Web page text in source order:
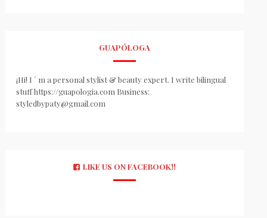
GUAPÓLOGA
¡Hi! I ´ m a personal stylist & beauty expert. I write bilingual
stuff https://guapologia.com Business:
styledbypaty@gmail.com
LIKE US ON FACEBOOK!!